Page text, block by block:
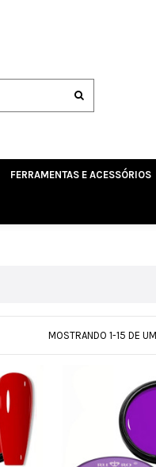
FERRAMENTAS E ACESSÓRIOS
MOSTRANDO 1-15 DE